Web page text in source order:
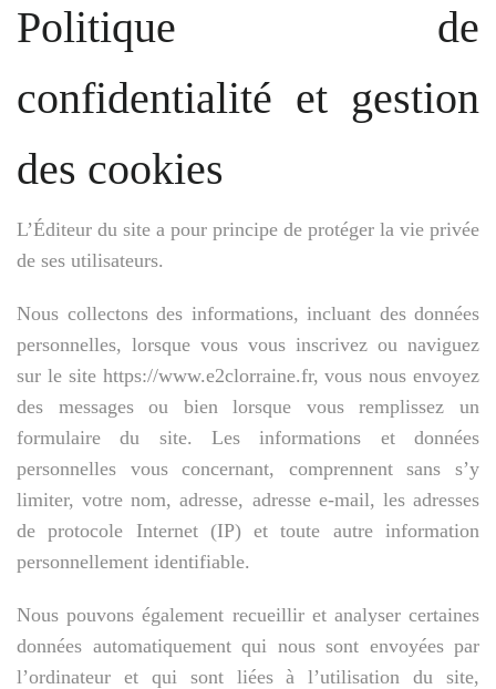
Politique de
confidentialité et gestion
des cookies
L’Éditeur du site a pour principe de protéger la vie privée
de ses utilisateurs.
Nous collectons des informations, incluant des données
personnelles, lorsque vous vous inscrivez ou naviguez
sur le site https://www.e2clorraine.fr, vous nous envoyez
des messages ou bien lorsque vous remplissez un
formulaire du site. Les informations et données
personnelles vous concernant, comprennent sans s’y
limiter, votre nom, adresse, adresse e-mail, les adresses
de protocole Internet (IP) et toute autre information
personnellement identifiable.
Nous pouvons également recueillir et analyser certaines
données automatiquement qui nous sont envoyées par
l’ordinateur et qui sont liées à l’utilisation du site,